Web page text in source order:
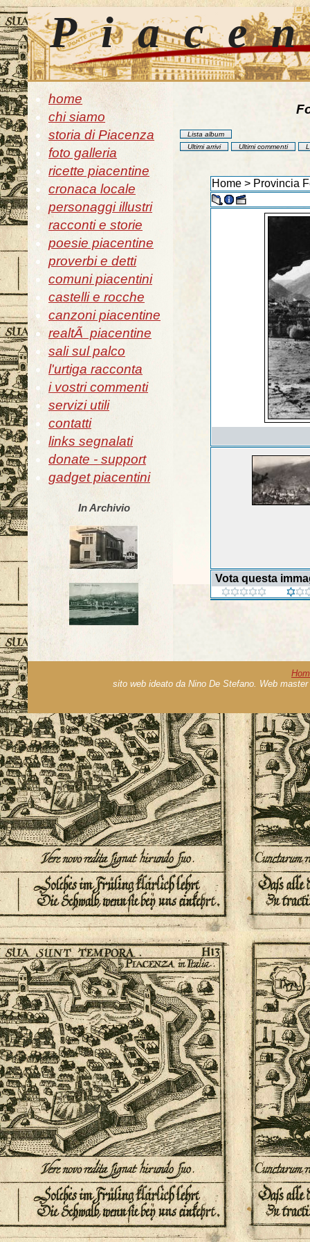
home
chi siamo
storia di Piacenza
foto galleria
ricette piacentine
cronaca locale
personaggi illustri
racconti e storie
poesie piacentine
proverbi e detti
comuni piacentini
castelli e rocche
canzoni piacentine
realtÃ piacentine
sali sul palco
l'urtiga racconta
i vostri commenti
servizi utili
contatti
links segnalati
donate - support
gadget piacentini
In Archivio
Lista album
Ultimi arrivi
Ultimi commenti
Home> Provincia
Vota questa
sito web ideato da Nino De Stefano. Web